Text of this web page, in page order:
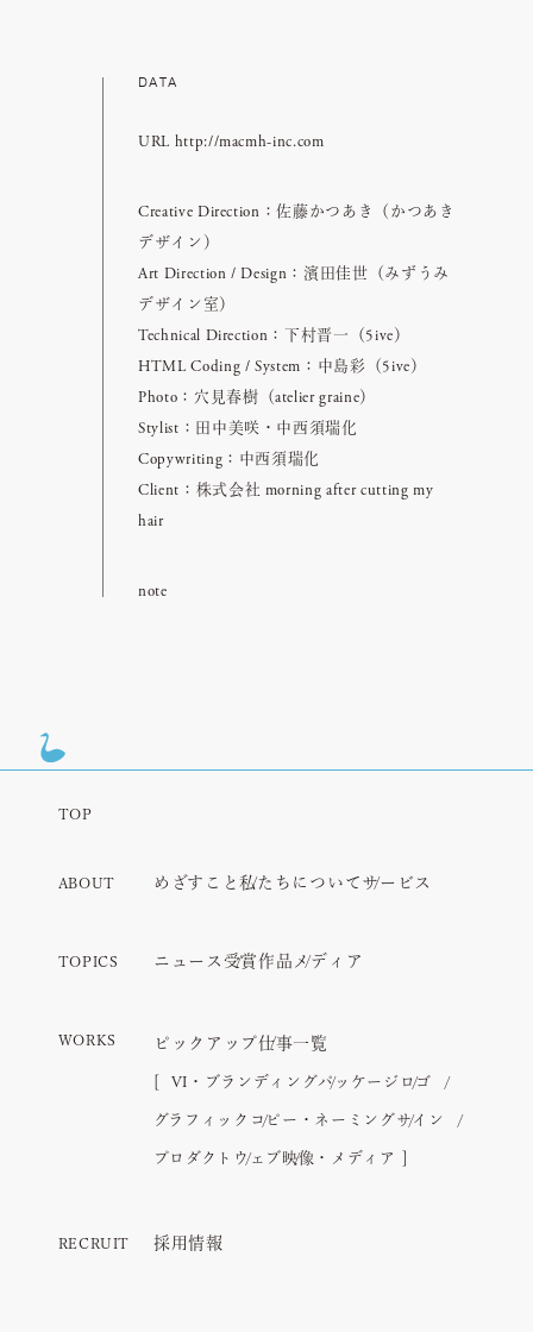
DATA
URL http://macmh-inc.com
Creative Direction：佐藤かつあき（かつあき
デザイン）
Art Direction / Design：濱田佳世（みずうみ
デザイン室）
Technical Direction：下村晋一（5ive）
HTML Coding / System：中島彩（5ive）
Photo：穴見春樹（atelier graine）
Stylist：田中美咲・中西須瑞化
Copywriting：中西須瑞化
Client：株式会社 morning after cutting my
hair
note
TOP
ABOUT めざすこと私たちについてサービス
TOPICS ニュース受賞作品メディア
WORKS ピックアップ仕事一覧
VI・ブランディングパッケージ ロゴ
グラフィック コピー・ネーミングサイン
プロダクト ウェブ映像・メディア
RECRUIT 採用情報